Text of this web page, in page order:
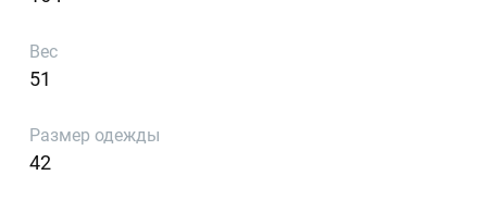
Вес
51
Размер одежды
42